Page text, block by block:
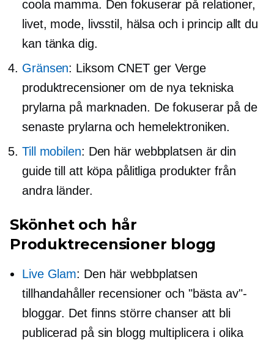
coola mamma. Den fokuserar på relationer,
livet, mode, livsstil, hälsa och i princip allt du
kan tänka dig.
Gränsen: Liksom CNET ger Verge
produktrecensioner om de nya tekniska
prylarna på marknaden. De fokuserar på de
senaste prylarna och hemelektroniken.
Till mobilen: Den här webbplatsen är din
guide till att köpa pålitliga produkter från
andra länder.
Skönhet och hår
Produktrecensioner blogg
Live Glam: Den här webbplatsen
tillhandahåller recensioner och "bästa av"-
bloggar. Det finns större chanser att bli
publicerad på sin blogg multiplicera i olika